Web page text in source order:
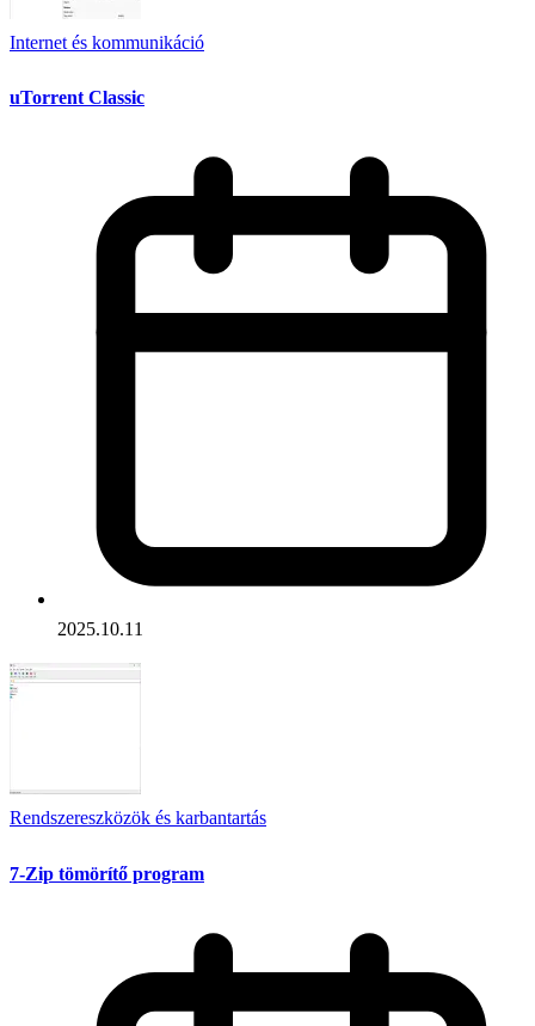
Internet és kommunikáció
uTorrent Classic
2025.10.11
Rendszereszközök és karbantartás
7-Zip tömörítő program